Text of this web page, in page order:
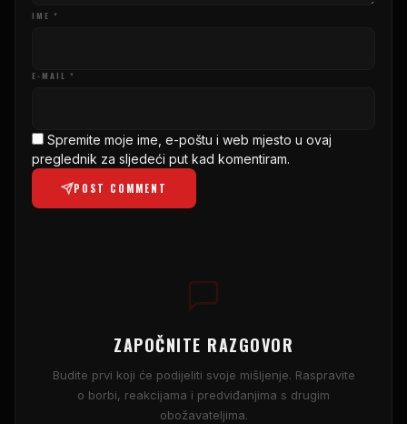
IME *
E-MAIL *
Spremite moje ime, e-poštu i web mjesto u ovaj
preglednik za sljedeći put kad komentiram.
POST COMMENT
ZAPOČNITE RAZGOVOR
Budite prvi koji će podijeliti svoje mišljenje. Raspravite
o borbi, reakcijama i predviđanjima s drugim
obožavateljima.